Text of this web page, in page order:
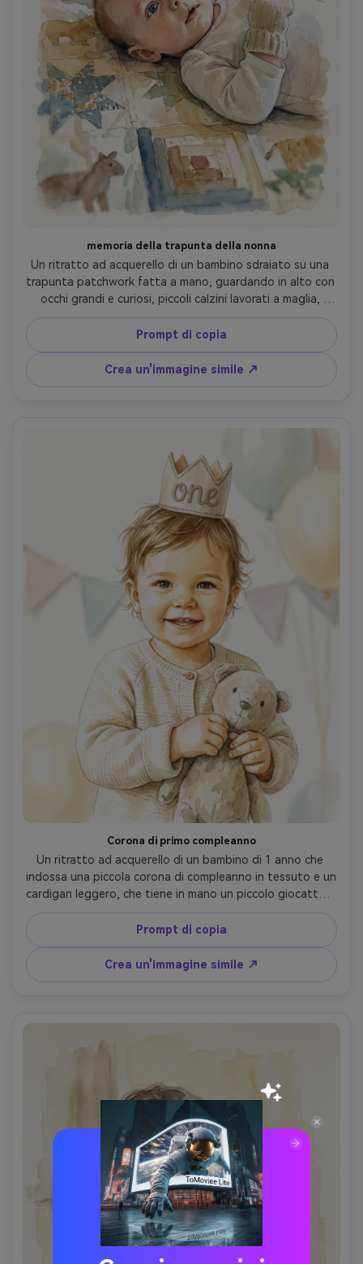
memoria della trapunta della nonna
Un ritratto ad acquerello di un bambino sdraiato su una
trapunta patchwork fatta a mano, guardando in alto con
occhi grandi e curiosi, piccoli calzini lavorati a maglia,
motivi di trapunta accennati a linea leggera, accogliente
schema di colori nostalgico, bordi morbidi, texture di
carta visibile, vignetta delicata, confortante tono
familiare-memoria, obiettivo da 85 mm, profondità di
campo bassa-AR 4:5
Prompt di copia
Crea un'immagine simile ↗
Corona di primo compleanno
Un ritratto ad acquerello di un bambino di 1 anno che
indossa una piccola corona di compleanno in tessuto e un
cardigan leggero, che tiene in mano un piccolo giocattolo
di peluche, sfondo con deboli forme di bunting in lavaggi
pallidi, caldo umore celebrativo ma tenero, caratteristiche
facciali pulite, pennelli delicati, struttura di carta pressata
a freddo, orientamento del ritratto, obiettivo da 85 mm,
profondità di campo bassa-AR 4:5
Prompt di copia
Crea un'immagine simile ↗